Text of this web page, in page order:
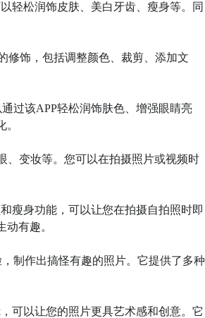
轻松润饰皮肤、美白牙齿、瘦身等。同
修饰，包括调整颜色、裁剪、添加文
过该APP轻松润饰肤色、增强眼睛亮
、变妆等。您可以在拍摄照片或视频时
瘦身功能，可以让您在拍摄自拍照时即
有趣。
制作出搞怪有趣的照片。它提供了多种
可以让您的照片更具艺术感和创意。它